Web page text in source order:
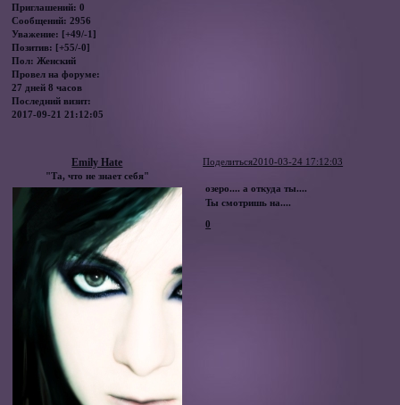
Приглашений: 0
Сообщений: 2956
Уважение: [+49/-1]
Позитив: [+55/-0]
Пол: Женский
Провел на форуме:
27 дней 8 часов
Последний визит:
2017-09-21 21:12:05
Поделиться2010-03-24 17:12:03
Emily Hate
"Та, что не знает себя"
озеро.... а откуда ты....
Ты смотришь на....
0